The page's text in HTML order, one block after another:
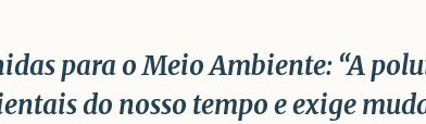
para o Meio Ambiente: “A
do nosso tempo e exige